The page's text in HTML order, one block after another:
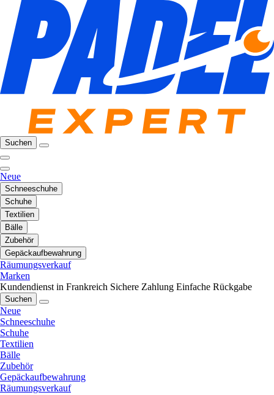
Suchen
Neue
Schneeschuhe
Schuhe
Textilien
Bälle
Zubehör
Gepäckaufbewahrung
Räumungsverkauf
Marken
Kundendienst in Frankreich Sichere Zahlung Einfache Rückgabe
Suchen
Neue
Schneeschuhe
Schuhe
Textilien
Bälle
Zubehör
Gepäckaufbewahrung
Räumungsverkauf